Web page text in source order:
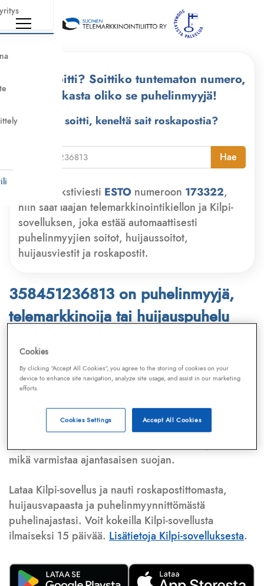
Kuka soitti? Soittiko tuntematon numero,
tarkasta oliko se puhelinmyyjä!
Kuka soitti, keneltä sait roskapostia?
Hae
Lähetä tekstiviesti ESTO numeroon 173322,
niin saat laajan telemarkkinointikiellon ja Kilpi-
sovelluksen, joka estää automaattisesti
puhelinmyyjien soitot, huijaussoitot,
huijausviestit ja roskapostit.
358451236813 on puhelinmyyjä,
telemarkkinoija tai huijauspuhelu
Puhelinnumero
Telemarkkinointiliiton jaKilpi-sovelluksen
tietokannasta, joka kattaa satoja tuhansia
Lisäksi tunnistamme automaattisesti, jos kyseessä on
puhelinhuijarin numero, sähköpostiosoitetai
huijausviesti. Tietokantaamme päivitetään jatkuvasti,
mikä varmistaa ajantasaisen suojan.
Lataa Kilpi-sovellus ja nauti roskapostittomasta,
huijausvapaasta ja puhelinmyynnittömästä
puhelinajastasi. Voit kokeilla Kilpi-sovellusta
ilmaiseksi 15 päivää. Lisätietoja Kilpi-sovelluksesta.
Cookies
By clicking “Accept All Cookies”, you agree to the storing of cookies on your
device to enhance site navigation, analyze site usage, and assist in our marketing
efforts.
Accept All Cookies
Cookies Settings